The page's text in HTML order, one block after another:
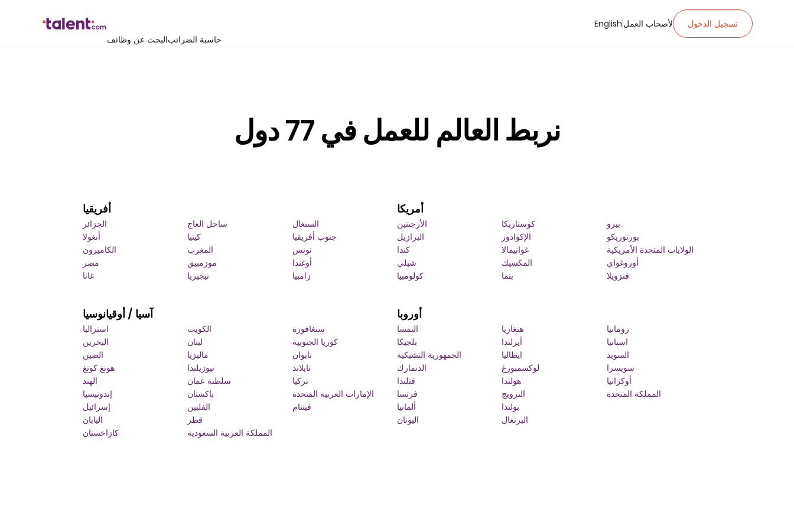
البحث عن وظائفحاسبة الضرائب
English لأصحاب العمل تسجيل الدخول
نربط العالم للعمل في 77 دول
أفريقيا
الجزائر
أنغولا
الكاميرون
مصر
غانا
ساحل العاج
كينيا
المغرب
موزمبيق
نيجيريا
السنغال
جنوب أفريقيا
تونس
أوغندا
زامبيا
أمريكا
الأرجنتين
البرازيل
كندا
شيلي
كولومبيا
كوستاريكا
الإكوادور
غواتيمالا
المكسيك
بنما
بيرو
بورتوريكو
الولايات المتحدة الأمريكية
أوروغواي
فنزويلا
آسيا / أوقيانوسيا
استراليا
البحرين
الصين
هونغ كونغ
الهند
إندونيسيا
إسرائيل
اليابان
كازاخستان
الكويت
لبنان
ماليزيا
نيوزيلندا
سلطنة عمان
باكستان
الفلبين
قطر
المملكة العربية السعودية
سنغافورة
كوريا الجنوبية
تايوان
تايلاند
تركيا
الإمارات العربية المتحدة
فيتنام
أوروبا
النمسا
بلجيكا
الجمهورية التشيكية
الدنمارك
فنلندا
فرنسا
ألمانيا
اليونان
هنغاريا
أيرلندا
ايطاليا
لوكسمبورغ
هولندا
النرويج
بولندا
البرتغال
رومانيا
اسبانيا
السويد
سويسرا
أوكرانيا
المملكة المتحدة